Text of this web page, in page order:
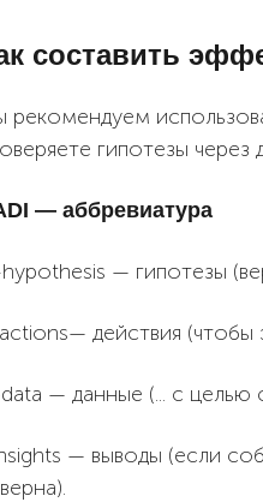
составить
рекомендуем
гипотезы
— аббревиатура
— гипотезы
действия (чтобы
— данные (... с целью
— выводы (если